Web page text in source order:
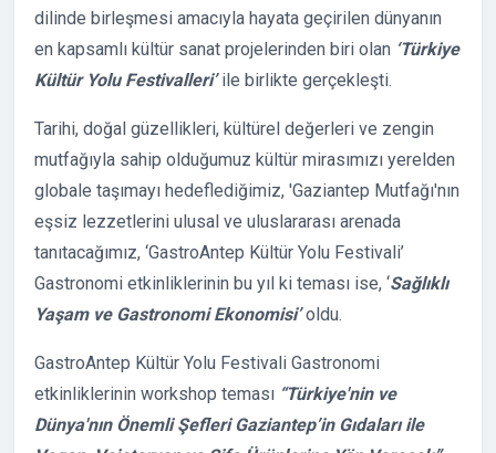
dilinde birleşmesi amacıyla hayata geçirilen dünyanın
en kapsamlı kültür sanat projelerinden biri olan ‘Türkiye
Kültür Yolu Festivalleri’ile birlikte gerçekleşti.
Tarihi, doğal güzellikleri, kültürel değerleri ve zengin
mutfağıyla sahip olduğumuz kültür mirasımızı yerelden
globale taşımayı hedeflediğimiz, 'Gaziantep Mutfağı'nın
eşsiz lezzetlerini ulusal ve uluslararası arenada
tanıtacağımız, ‘GastroAntep Kültür Yolu Festivali’
Gastronomi etkinliklerinin bu yıl ki teması ise, ‘Sağlıklı
Yaşam ve Gastronomi Ekonomisi’oldu.
GastroAntep Kültür Yolu Festivali Gastronomi
etkinliklerinin workshop teması “Türkiye'nin ve
Dünya'nın Önemli Şefleri Gaziantep’in Gıdaları ile